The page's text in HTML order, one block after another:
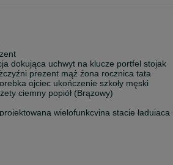
dokująca uchwyt na klucze portfel stojak
prezent mąż żona rocznica tata
ojciec ukończenie szkoły męski
ciemny popiół (Brązowy)
wielofunkcyjną stację ładującą
ręki. Ten niezwykły produkt nie tylko ułatwi